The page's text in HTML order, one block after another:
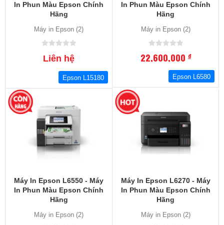
In Phun Màu Epson Chính
Hãng
Máy in Epson (2)
Liên hệ
Epson L15180
In Phun Màu Epson Chính
Hãng
Máy in Epson (2)
22,600,000đ
Epson L6580
Máy In Epson L6550 - Máy
In Phun Màu Epson Chính
Hãng
Máy in Epson (2)
Máy In Epson L6270 - Máy
In Phun Màu Epson Chính
Hãng
Máy in Epson (2)